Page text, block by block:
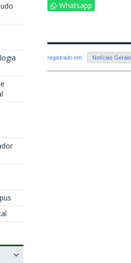
Whatsapp
registrado em: Notícias Gerais